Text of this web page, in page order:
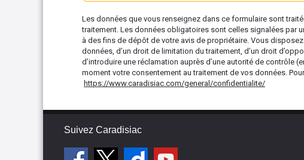
Les données que vous renseignez dans ce formulaire sont
traitement. Les données obligatoires sont celles signalées par
à des fins de dépôt de votre avis de propriétaire. Vous
données, d’un droit de limitation du traitement, d’un droit
d’introduire une réclamation auprès d’une autorité de contrôle
moment votre consentement au traitement de vos données.
https://www.caradisiac.com/general/confidentialite/
Suivez Caradisiac